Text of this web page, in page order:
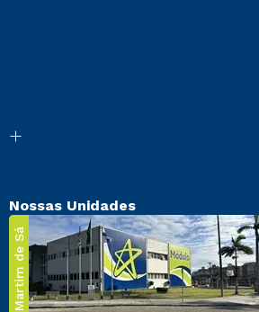
Nossas Unidades
Martim de Sá